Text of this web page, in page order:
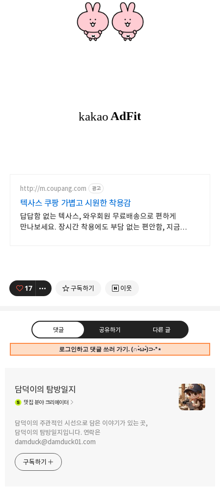
http://m.coupang.com 광고
텍사스 쿠팡 가볍고 시원한 착용감
답답함 없는 텍사스, 와우회원 무료배송으로 편하게
만나보세요. 장시간 착용에도 부담 없는 편안함, 지금
17 구독하기 이웃
댓글 공유하기 다른 글
로그인하고 댓글 쓰러 가기. (∩•̀ω•́)⊃-*⋆
담덕이의 탐방일지
맛집 분야 크리에이터
담덕이의 주관적인 시선으로 담은 이야기가 있는 곳,
담덕이의 탐방일지입니다. 연락은
damduck@damduck01.com
구독하기
트위터
카카오스토리
안성 풍산개마을에 캠핑 체험(?)을 할 수
있는 카페 풍사니랑을 소개합니다. (3)